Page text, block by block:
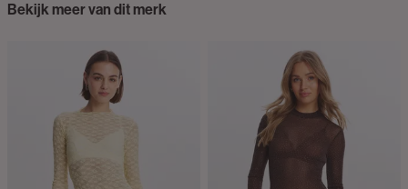
Bekijk meer van dit merk